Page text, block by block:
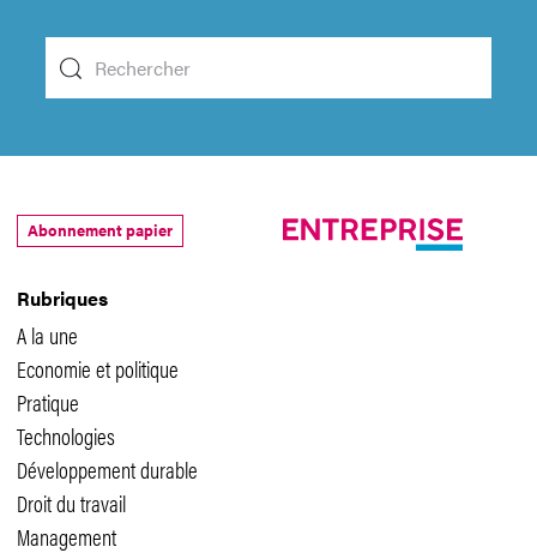
Rubriques
A la une
Economie et politique
Pratique
Technologies
Développement durable
Droit du travail
Management
Abonnement papier